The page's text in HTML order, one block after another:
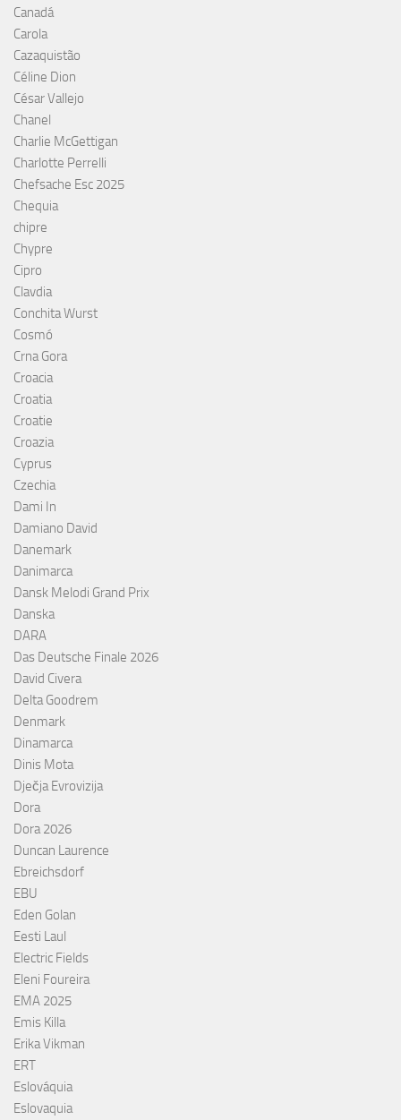
Canadá
Carola
Cazaquistão
Céline Dion
César Vallejo
Chanel
Charlie McGettigan
Charlotte Perrelli
Chefsache Esc 2025
Chequia
chipre
Chypre
Cipro
Clavdia
Conchita Wurst
Cosmó
Crna Gora
Croacia
Croatia
Croatie
Croazia
Cyprus
Czechia
Dami In
Damiano David
Danemark
Danimarca
Dansk Melodi Grand Prix
Danska
DARA
Das Deutsche Finale 2026
David Civera
Delta Goodrem
Denmark
Dinamarca
Dinis Mota
Dječja Evrovizija
Dora
Dora 2026
Duncan Laurence
Ebreichsdorf
EBU
Eden Golan
Eesti Laul
Electric Fields
Eleni Foureira
EMA 2025
Emis Killa
Erika Vikman
ERT
Eslováquia
Eslovaquia